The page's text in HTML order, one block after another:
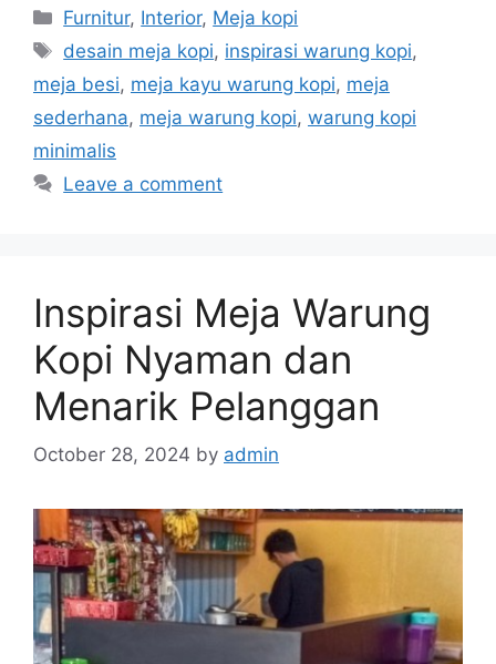
Categories
Furnitur, Interior, Meja kopi
Tags
desain meja kopi, inspirasi warung kopi,
meja besi, meja kayu warung kopi, meja
sederhana, meja warung kopi, warung kopi
minimalis
Leave a comment
Inspirasi Meja Warung
Kopi Nyaman dan
Menarik Pelanggan
October 28, 2024 by admin